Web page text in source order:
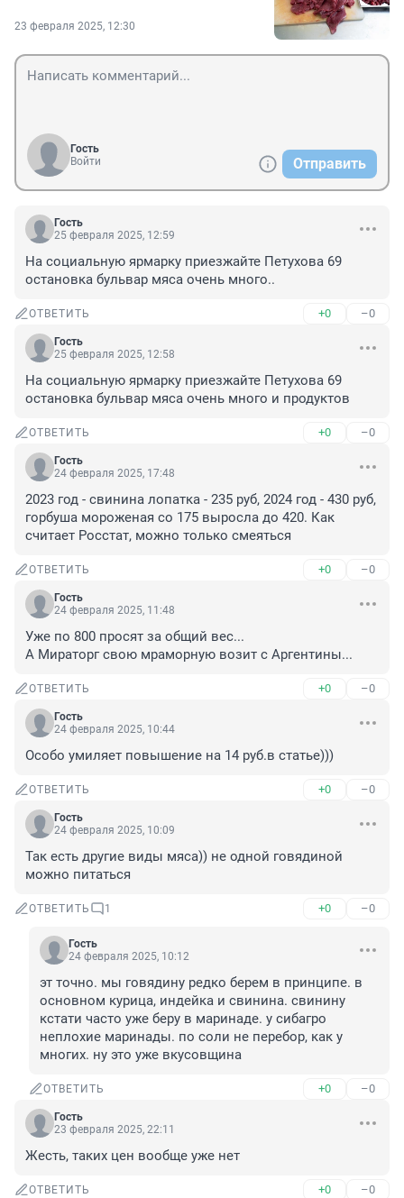
23 февраля 2025, 12:30
Гость
Войти
Отправить
Гость
25 февраля 2025, 12:59
На социальную ярмарку приезжайте Петухова 69
остановка бульвар мяса очень много..
ОТВЕТИТЬ +0 –0
Гость
25 февраля 2025, 12:58
На социальную ярмарку приезжайте Петухова 69
остановка бульвар мяса очень много и продуктов
ОТВЕТИТЬ +0 –0
Гость
24 февраля 2025, 17:48
2023 год - свинина лопатка - 235 руб, 2024 год - 430 руб,
горбуша мороженая со 175 выросла до 420. Как
считает Росстат, можно только смеяться
ОТВЕТИТЬ +0 –0
Гость
24 февраля 2025, 11:48
Уже по 800 просят за общий вес...
А Мираторг свою мраморную возит с Аргентины...
ОТВЕТИТЬ +0 –0
Гость
24 февраля 2025, 10:44
Особо умиляет повышение на 14 руб.в статье)))
ОТВЕТИТЬ +0 –0
Гость
24 февраля 2025, 10:09
Так есть другие виды мяса)) не одной говядиной
можно питаться
ОТВЕТИТЬ 1 +0 –0
Гость
24 февраля 2025, 10:12
эт точно. мы говядину редко берем в принципе. в
основном курица, индейка и свинина. свинину
кстати часто уже беру в маринаде. у сибагро
неплохие маринады. по соли не перебор, как у
многих. ну это уже вкусовщина
ОТВЕТИТЬ +0 –0
Гость
23 февраля 2025, 22:11
Жесть, таких цен вообще уже нет
ОТВЕТИТЬ +0 –0